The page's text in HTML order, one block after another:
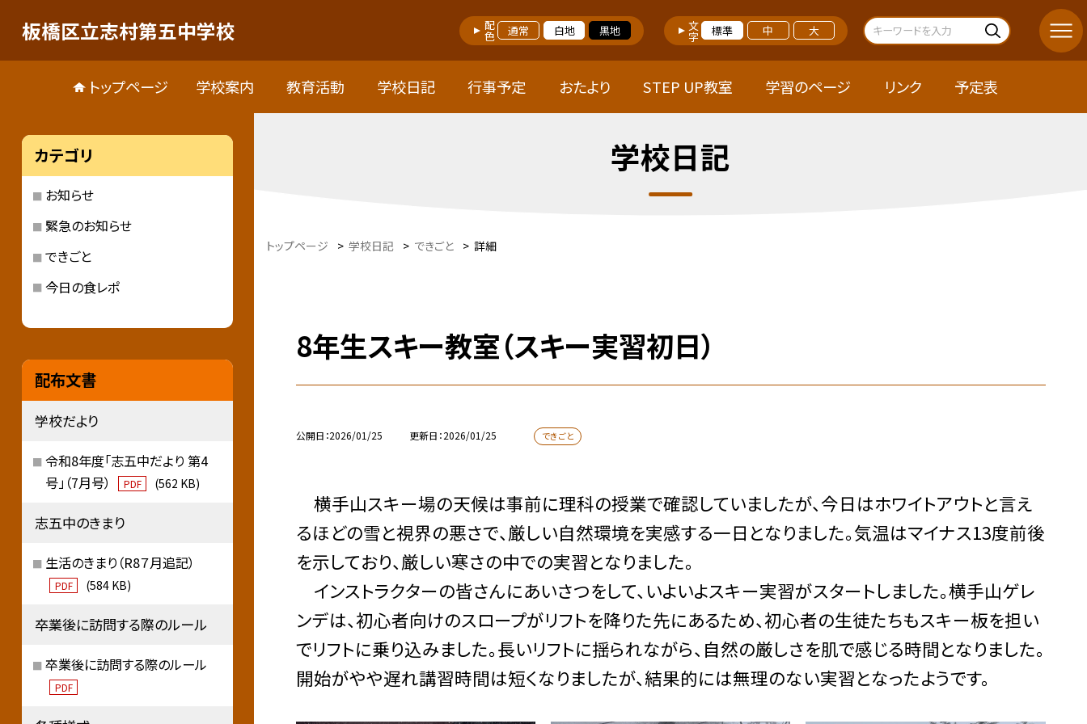
板橋区立志村第五中学校 配色 通常 白地 黒地 文字 標準 中 大
トップページ 学校案内 教育活動 学校日記 行事予定 おたより STEP UP教室 学習のページ リンク 予定表
学校日記
トップページ > 学校日記 > できごと > 詳細
8年生スキー教室（スキー実習初日）
公開日 2026/01/25 更新日 2026/01/25 できごと
横手山スキー場の天候は事前に理科の授業で確認していましたが、今日はホワイトアウトと言え
るほどの雪と視界の悪さで、厳しい自然環境を実感する一日となりました。気温はマイナス13度前後
を示しており、厳しい寒さの中での実習となりました。
インストラクターの皆さんにあいさつをして、いよいよスキー実習がスタートしました。横手山ゲレ
ンデは、初心者向けのスロープがリフトを降りた先にあるため、初心者の生徒たちもスキー板を担い
でリフトに乗り込みました。長いリフトに揺られながら、自然の厳しさを肌で感じる時間となりました。
開始がやや遅れ講習時間は短くなりましたが、結果的には無理のない実習となったようです。
カテゴリ
お知らせ
緊急のお知らせ
できごと
今日の食レポ
配布文書
学校だより
令和8年度「志五中だより 第4
号」（7月号）
PDF (562 KB)
志五中のきまり
生活のきまり（R8７月追記）
PDF (584 KB)
卒業後に訪問する際のルール
卒業後に訪問する際のルール
PDF